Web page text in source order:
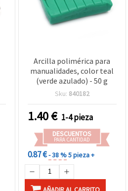
Arcilla polimérica para
manualidades, color teal
(verde azulado) - 50 g
Sku: 840182
1.40€ 1-4 pieza
DESCUENTOS
PARA CANTIDAD
0.87 €- 38 %5 pieza +